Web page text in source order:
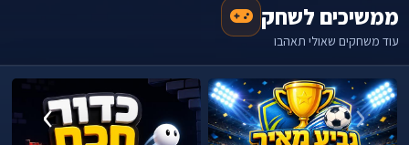
ממשיכים לשחק
עוד משחקים שאולי תאהבו
‹
›